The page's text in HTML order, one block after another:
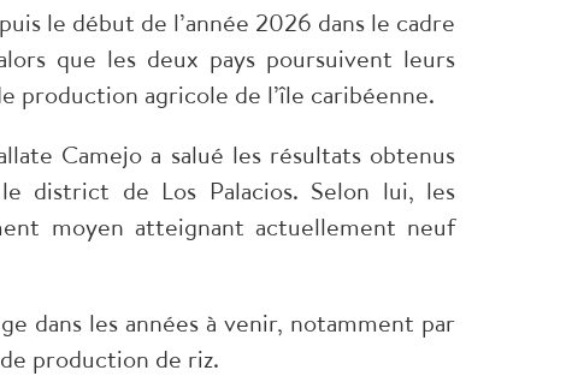
le début de l’année 2026 dans le cadre
que les deux pays poursuivent leurs
production agricole de l’île caribéenne.
Camejo a salué les résultats obtenus
district de Los Palacios. Selon lui, les
moyen atteignant actuellement neuf
dans les années à venir, notamment par
production de riz.